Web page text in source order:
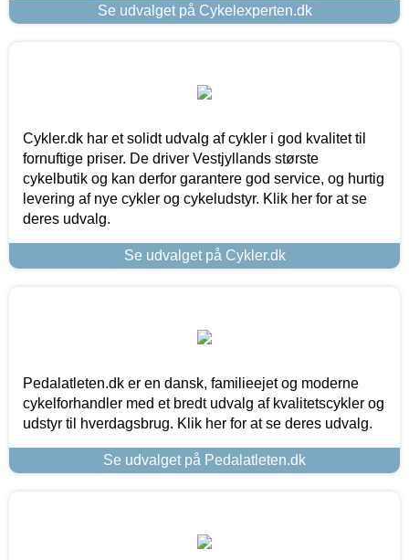
Se udvalget på Cykelexperten.dk
Cykler.dk har et solidt udvalg af cykler i god kvalitet til
fornuftige priser. De driver Vestjyllands største
cykelbutik og kan derfor garantere god service, og hurtig
levering af nye cykler og cykeludstyr. Klik her for at se
deres udvalg.
Se udvalget på Cykler.dk
Pedalatleten.dk er en dansk, familieejet og moderne
cykelforhandler med et bredt udvalg af kvalitetscykler og
udstyr til hverdagsbrug. Klik her for at se deres udvalg.
Se udvalget på Pedalatleten.dk